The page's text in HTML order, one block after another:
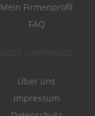
Mein Firmenprofil
FAQ
Über uns
Impressum